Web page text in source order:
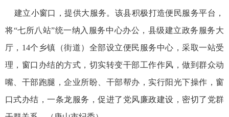
建立小窗口，提供大服务。该县积极打造便民服务平台，
将“七所八站”统一纳入服务中心办公，县级建立政务服务大
厅，14个乡镇（街道）全部设立便民服务中心，采取一站受
理，窗口办结的方式，切实转变干部工作作风，做到群众动
嘴、干部跑腿，企业所盼、干部帮办，实行阳光下操作，窗
口式办结，一条龙服务，促进了党风廉政建设，密切了党群